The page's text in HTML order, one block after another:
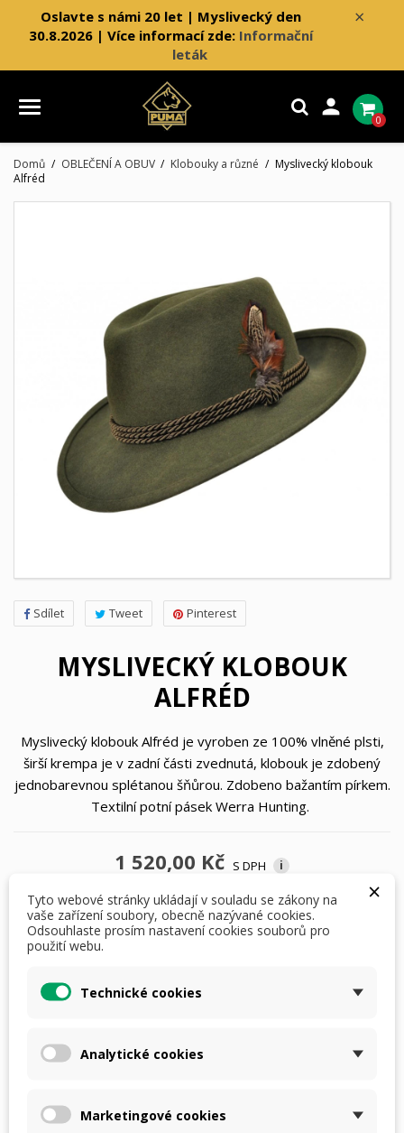
×
Oslavte s námi 20 let | Myslivecký den
30.8.2026 | Více informací zde: Informační
leták

0
Domů OBLEČENÍ A OBUV Klobouky a různé
Myslivecký klobouk
Alfréd
Sdílet Tweet Pinterest
MYSLIVECKÝ KLOBOUK
ALFRÉD
Myslivecký klobouk Alfréd je vyroben ze 100% vlněné plsti,
širší krempa je v zadní části zvednutá, klobouk je zdobený
jednobarevnou splétanou šňůrou. Zdobeno bažantím pírkem.
Textilní potní pásek Werra Hunting.
1 520,00 Kč S DPH i
klobouky: 54
Počet
×
Tyto webové stránky ukládají v souladu se zákony na
vaše zařízení soubory, obecně nazývané cookies.
Odsouhlaste prosím nastavení cookies souborů pro
použití webu.
Technické cookies
Analytické cookies
Marketingové cookies